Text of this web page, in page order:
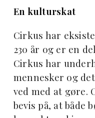
En kulturskat
Cirkus har
230 år og er en
Cirkus har
mennesker og
ved med at gøre.
bevis på, at både